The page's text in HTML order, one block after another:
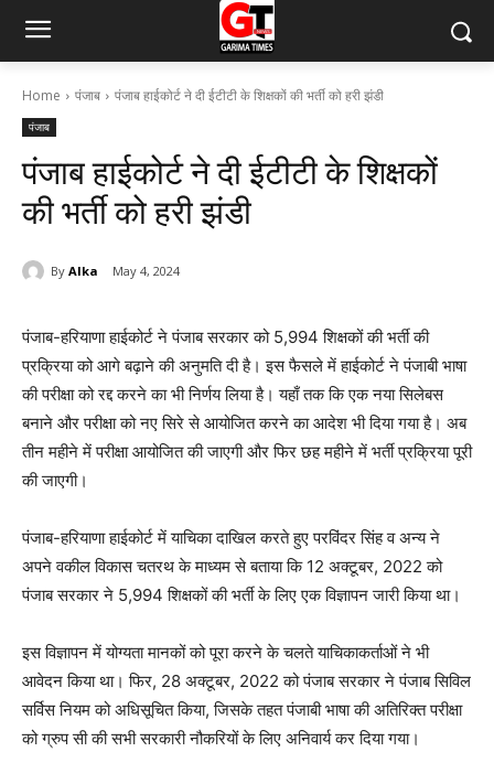
Home पंजाब पंजाब हाईकोर्ट ने दी ईटीटी के शिक्षकों की भर्ती को हरी झंडी
पंजाब
पंजाब हाईकोर्ट ने दी ईटीटी के शिक्षकों
की भर्ती को हरी झंडी
By Alka May 4, 2024
पंजाब-हरियाणा हाईकोर्ट ने पंजाब सरकार को 5,994 शिक्षकों की भर्ती की
प्रक्रिया को आगे बढ़ाने की अनुमति दी है। इस फैसले में हाईकोर्ट ने पंजाबी भाषा
की परीक्षा को रद्द करने का भी निर्णय लिया है। यहाँ तक कि एक नया सिलेबस
बनाने और परीक्षा को नए सिरे से आयोजित करने का आदेश भी दिया गया है। अब
तीन महीने में परीक्षा आयोजित की जाएगी और फिर छह महीने में भर्ती प्रक्रिया पूरी
की जाएगी।
पंजाब-हरियाणा हाईकोर्ट में याचिका दाखिल करते हुए परविंदर सिंह व अन्य ने
अपने वकील विकास चतरथ के माध्यम से बताया कि 12 अक्टूबर, 2022 को
पंजाब सरकार ने 5,994 शिक्षकों की भर्ती के लिए एक विज्ञापन जारी किया था।
इस विज्ञापन में योग्यता मानकों को पूरा करने के चलते याचिकाकर्ताओं ने भी
आवेदन किया था। फिर, 28 अक्टूबर, 2022 को पंजाब सरकार ने पंजाब सिविल
सर्विस नियम को अधिसूचित किया, जिसके तहत पंजाबी भाषा की अतिरिक्त परीक्षा
को ग्रुप सी की सभी सरकारी नौकरियों के लिए अनिवार्य कर दिया गया।